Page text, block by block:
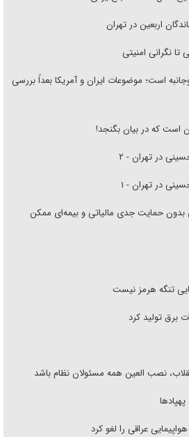
اربعین در تهران
تا نگرانی امنیتی
است؛ موضوعات ایران و آمریکا بعداً بررسی
است که در بیان بگنجد!
در تهران - ۲
در تهران - ۱
بدون حمایت جدی مالیاتی و بیمه‌ای ممکن
تنگه هرمز نیست
نصب العین همه مسئولان نظام باشد
عراقی را لغو کرد